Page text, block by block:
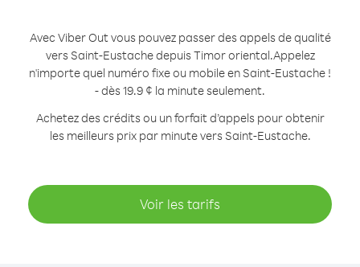
Avec Viber Out vous pouvez passer des appels de qualité
vers Saint-Eustache depuis Timor oriental.Appelez
n'importe quel numéro fixe ou mobile en Saint-Eustache !
- dès 19.9 ¢ la minute seulement.
Achetez des crédits ou un forfait d’appels pour obtenir
les meilleurs prix par minute vers Saint-Eustache.
Voir les tarifs